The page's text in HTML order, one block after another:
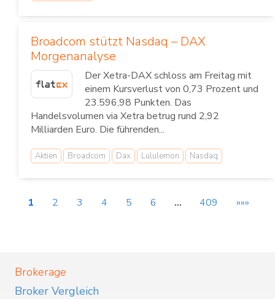
Broadcom stützt Nasdaq – DAX
Morgenanalyse
Der Xetra-DAX schloss am Freitag mit
einem Kursverlust von 0,73 Prozent und
23.596,98 Punkten. Das
Handelsvolumen via Xetra betrug rund 2,92
Milliarden Euro. Die führenden...
Aktien Broadcom Dax Lululemon Nasdaq
1 2 3 4 5 6 … 409 »»»
Brokerage
Broker Vergleich